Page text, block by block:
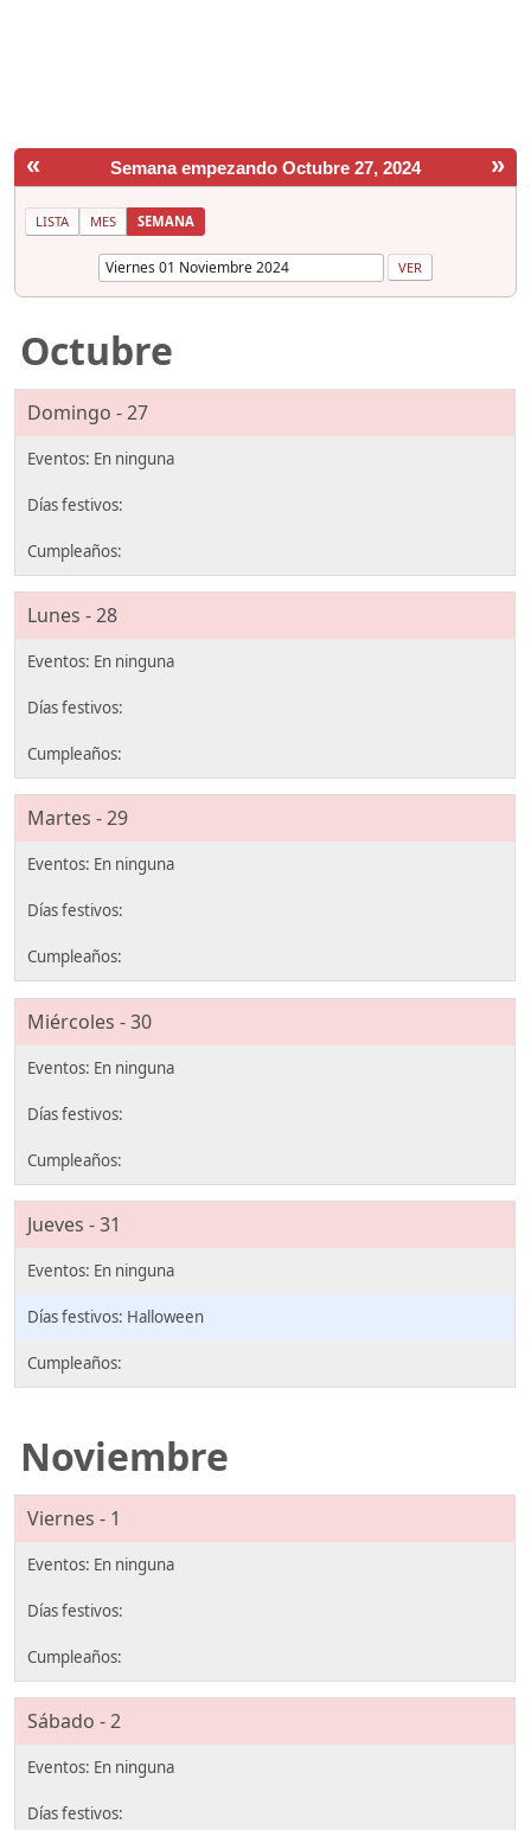
« »
Semana empezando Octubre 27, 2024
LISTA MES SEMANA
Octubre
Domingo - 27
Lunes - 28
Martes - 29
Miércoles - 30
Jueves - 31
Halloween
Noviembre
Viernes - 1
Sábado - 2